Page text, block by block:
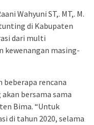
Wahyuni ST,. MT,. M.
di Kabupaten
dari multi
kewenangan masing-
rencana
bersama sama
Bima. “Untuk
di tahun 2020, selama